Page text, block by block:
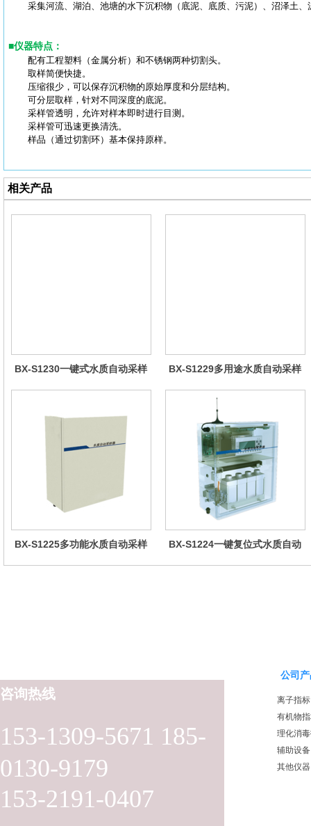
采集河流、湖泊、池塘的水下沉积物（底泥、底质、污泥）、沼泽土、
■仪器特点 ：
配有工程塑料（金属分析）和不锈钢两种切割头。
取样简便快捷。
压缩很少，可以保存沉积物的原始厚度和分层结构。
可分层取样，针对不同深度的底泥。
采样管透明，允许对样本即时进行目测。
采样管可迅速更换清洗。
样品（通过切割环）基本保持原样。
相关产品
BX-S1230一键式水质自动采样
BX-S1229多用途水质自动采样
BX-S1225多功能水质自动采样
BX-S1224一键复位式水质自动
153-1309-5671 185-
0130-9179
153-2191-0407
咨询热线
公司
离子指标
有机物
理化消
辅助设备
其他仪器